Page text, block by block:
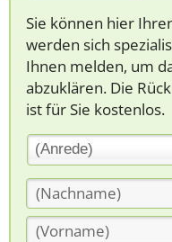
Sie können hier
werden sich
Ihnen melden, um
abzuklären. Die
ist für Sie kostenlos.
(Anrede)